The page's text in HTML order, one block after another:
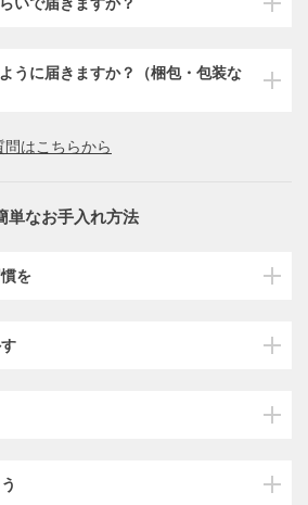
うに届きますか？（梱包・包装な
問はこちらから
単なお手入れ方法
を